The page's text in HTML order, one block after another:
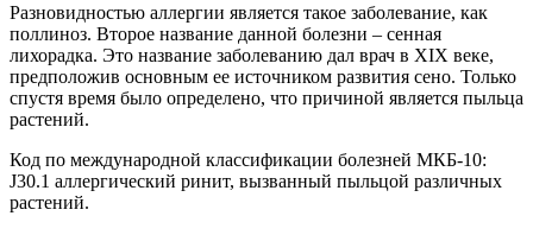
Разновидностью аллергии является такое заболевание, как
поллиноз. Второе название данной болезни – сенная
лихорадка. Это название заболеванию дал врач в XIX веке,
предположив основным ее источником развития сено. Только
спустя время было определено, что причиной является пыльца
растений.
Код по международной классификации болезней МКБ-10:
J30.1 аллергический ринит, вызванный пыльцой различных
растений.